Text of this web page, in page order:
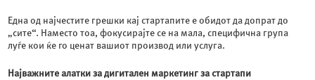
Една од најчестите грешки кај стартапите е обидот да допрат до
„сите“. Наместо тоа, фокусирајте се на мала, специфична група
луѓе кои ќе го ценат вашиот производ или услуга.
Најважните алатки за дигитален маркетинг за стартапи